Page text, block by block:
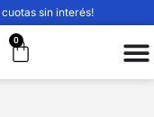
sin interés!
0